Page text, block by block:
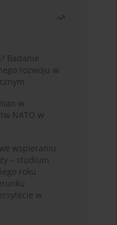
Badanie
rozwoju w
w
NATO w
wspieraniu
– studium
roku
w